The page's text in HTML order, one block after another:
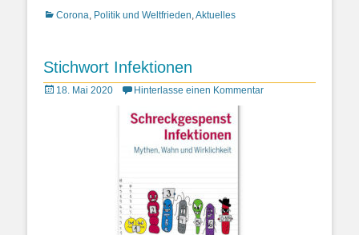
Kategorien
Corona, Politik und Weltfrieden,Aktuelles
Stichwort Infektionen
Posted18. Mai 2020 Hinterlasse einen Kommentar